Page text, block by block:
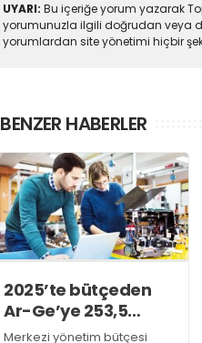
UYARI: Bu içeriğe yorum yazarak
yorumunuzla ilgili doğrudan veya
yorumlardan site yönetimi hiçbir
BENZER HABERLER
2025’te bütçeden
Ar-Ge’ye 253,5
milyar lira harcandı
Merkezi yönetim bütçesi